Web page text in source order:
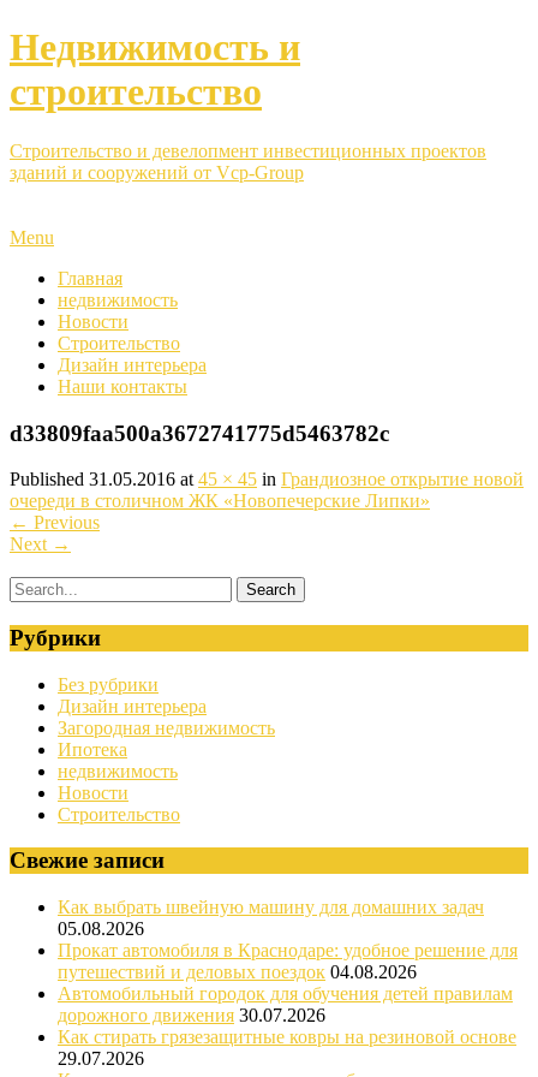
Недвижимость и
строительство
Строительство и девелопмент инвестиционных проектов
зданий и сооружений от Vcp-Group
Menu
Главная
недвижимость
Новости
Строительство
Дизайн интерьера
Наши контакты
d33809faa500a3672741775d5463782c
Published 31.05.2016 at 45 × 45 in Грандиозное открытие новой
очереди в столичном ЖК «Новопечерские Липки»
← Previous
Next →
Рубрики
Без рубрики
Дизайн интерьера
Загородная недвижимость
Ипотека
недвижимость
Новости
Строительство
Свежие записи
Как выбрать швейную машину для домашних задач
05.08.2026
Прокат автомобиля в Краснодаре: удобное решение для
путешествий и деловых поездок 04.08.2026
Автомобильный городок для обучения детей правилам
дорожного движения 30.07.2026
Как стирать грязезащитные ковры на резиновой основе
29.07.2026